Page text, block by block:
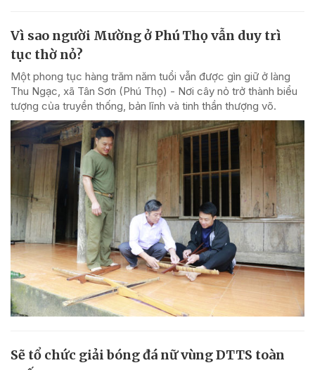
Vì sao người Mường ở Phú Thọ vẫn duy trì
tục thờ nỏ?
Một phong tục hàng trăm năm tuổi vẫn được gìn giữ ở làng
Thu Ngạc, xã Tân Sơn (Phú Thọ) - Nơi cây nỏ trở thành biểu
tượng của truyền thống, bản lĩnh và tinh thần thượng võ.
Sẽ tổ chức giải bóng đá nữ vùng DTTS toàn